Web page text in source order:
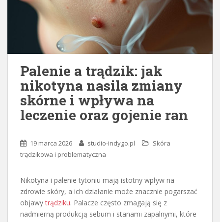
Palenie a trądzik: jak
nikotyna nasila zmiany
skórne i wpływa na
leczenie oraz gojenie ran
19 marca 2026 studio-indygo.pl
Skóra
trądzikowa i problematyczna
Nikotyna i palenie tytoniu mają istotny wpływ na
zdrowie skóry, a ich działanie może znacznie pogarszać
objawytrądziku. Palacze często zmagają się z
nadmierną produkcją sebum i stanami zapalnymi, które